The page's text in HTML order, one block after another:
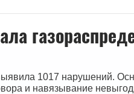
1017 нарушений.
и навязывание